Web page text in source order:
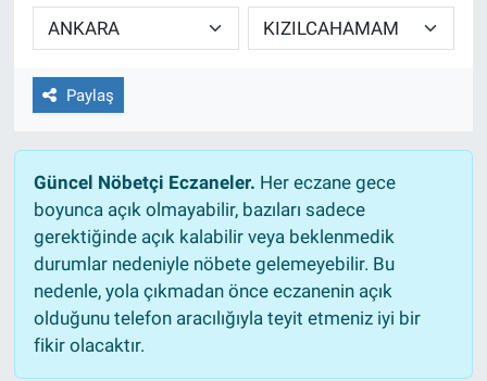
Paylaş
Güncel Nöbetçi Eczaneler. Her eczane gece
boyunca açık olmayabilir, bazıları sadece
gerektiğinde açık kalabilir veya beklenmedik
durumlar nedeniyle nöbete gelemeyebilir. Bu
nedenle, yola çıkmadan önce eczanenin açık
olduğunu telefon aracılığıyla teyit etmeniz iyi bir
fikir olacaktır.
TEKNOLOJİ
Dünya
İlçeler
MAGAZİN
Bilim, Teknoloji
ASAYİŞ